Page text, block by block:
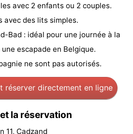
avec 2 enfants ou 2 couples.
avec des lits simples.
Bad : idéal pour une journée à la
escapade en Belgique.
ne sont pas autorisés.
réserver directement en ligne
la réservation
11, Cadzand